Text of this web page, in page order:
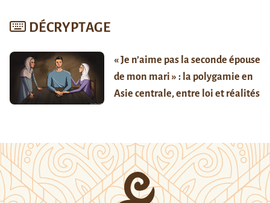
DÉCRYPTAGE
« Je n’aime pas la seconde épouse
de mon mari » : la polygamie en
Asie centrale, entre loi et réalités